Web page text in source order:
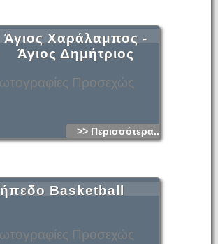
Προσεχώς
Άγιος Χαράλαμπος -
Άγιος Δημήτριος
>> Περισσότερα...
Προσεχώς
Basketball